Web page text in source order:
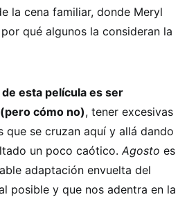
la cena familiar, donde Meryl
qué algunos la consideran la
esta película es ser
cómo no), tener excesivas
que se cruzan aquí y allá dando
un poco caótico. Agosto es
adaptación envuelta del
posible y que nos adentra en la